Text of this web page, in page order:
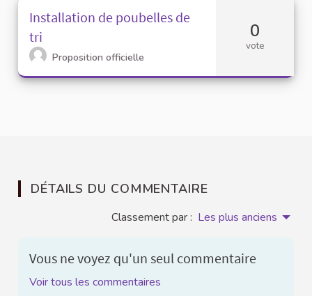
Installation de poubelles de
tri
Proposition officielle
0
vote
DÉTAILS DU COMMENTAIRE
Classement par : Les plus anciens
Vous ne voyez qu'un seul commentaire
Voir tous les commentaires